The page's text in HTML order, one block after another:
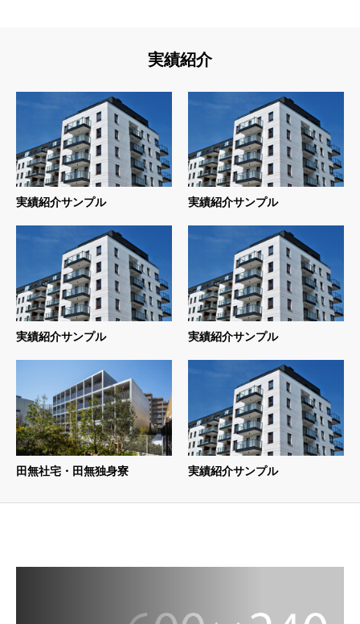
実績紹介
実績紹介サンプル 実績紹介サンプル
実績紹介サンプル 実績紹介サンプル
田無社宅・田無独身寮 実績紹介サンプル